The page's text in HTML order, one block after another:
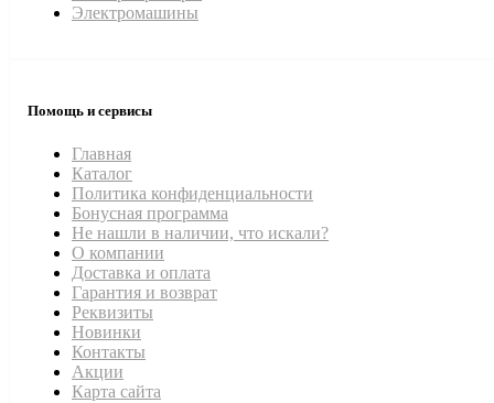
Электромашины
Помощь и сервисы
Главная
Каталог
Политика конфиденциальности
Бонусная программа
Не нашли в наличии, что искали?
О компании
Доставка и оплата
Гарантия и возврат
Реквизиты
Новинки
Контакты
Акции
Карта сайта